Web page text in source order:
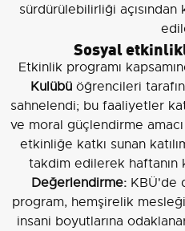
sürdürülebilirliği
Sosyal
Etkinlik programı
Kulübü öğrencileri
sahnelendi; bu faaliyetler
ve moral güçlendirme amacı
etkinliğe katkı sunan
takdim edilerek haftanın
Değerlendirme:KBÜ'de
program, hemşirelik
insani boyutlarına